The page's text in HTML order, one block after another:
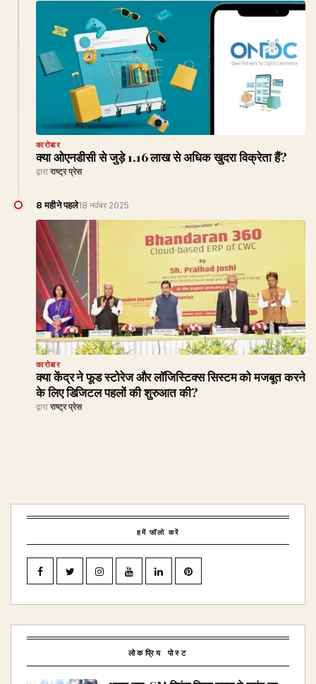
कारोबार
क्या ओएनडीसी से जुड़े 1.16 लाख से अधिक खुदरा विक्रेता हैं?
द्वारा राष्ट्र प्रेस
8 महीने पहले18 नवंबर 2025
कारोबार
क्या केंद्र ने फूड स्टोरेज और लॉजिस्टिक्स सिस्टम को मजबूत करने
के लिए डिजिटल पहलों की शुरुआत की?
द्वारा राष्ट्र प्रेस
हमें फॉलो करें
लोकप्रिय पोस्ट